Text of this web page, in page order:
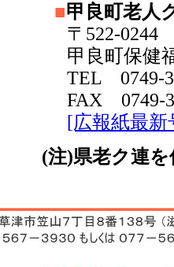
■甲良町老人
〒522-0244
甲良町保健
TEL 0749-
FAX 0749-
[広報紙最
(注)県老ク連